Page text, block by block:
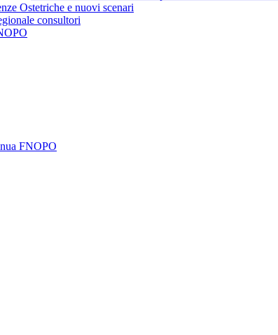
Ostetriche e nuovi scenari
consultori
FNOPO